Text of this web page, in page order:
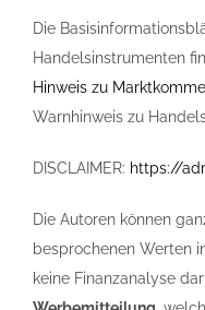
Die
Handelsinstrumenten
Hinweis zu
Warnhinweis zu
DISCLAIMER: https://
Die Autoren können
besprochenen Werten
keine Finanzanalyse